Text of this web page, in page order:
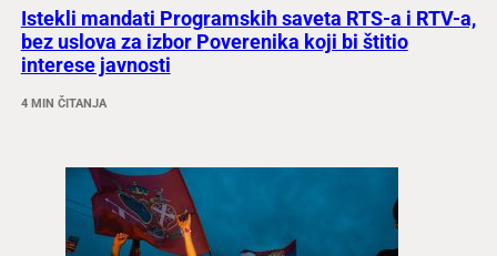
Istekli mandati Programskih saveta RTS-a i RTV-a,
bez uslova za izbor Poverenika koji bi štitio
interese javnosti
4 MIN ČITANJA